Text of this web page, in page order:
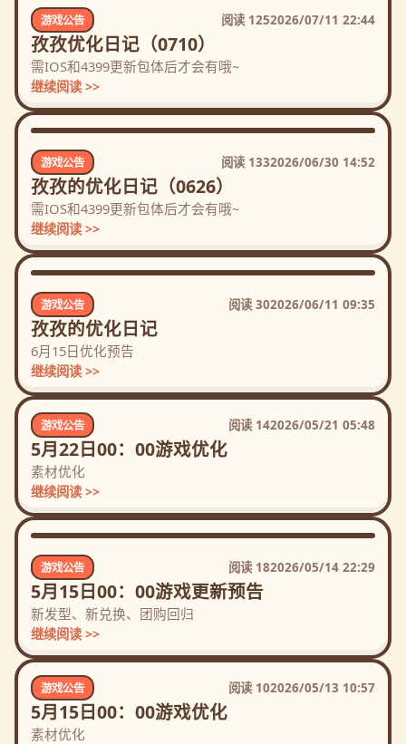
游戏公告 阅读 1252026/07/11 22:44
孜孜优化日记（0710）
需IOS和4399更新包体后才会有哦~
继续阅读 >>
游戏公告 阅读 1332026/06/30 14:52
孜孜的优化日记（0626）
需IOS和4399更新包体后才会有哦~
继续阅读 >>
游戏公告 阅读302026/06/11 09:35
孜孜的优化日记
6月15日优化预告
继续阅读 >>
游戏公告 阅读 142026/05/21 05:48
5月22日00：00游戏优化
素材优化
继续阅读 >>
游戏公告 阅读 182026/05/14 22:29
5月15日00：00游戏更新预告
新发型、新兑换、团购回归
继续阅读 >>
游戏公告 阅读 102026/05/13 10:57
5月15日00：00游戏优化
素材优化